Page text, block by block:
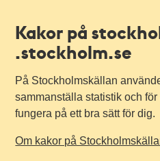
Kakor på
.stockholm.se
På Stockholmskällan
sammanställa statistik och
fungera på ett bra sätt för dig.
Om kakor på